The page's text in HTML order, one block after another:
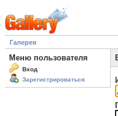
Галерея
Меню пользователя
Вход
Зарегистрироваться